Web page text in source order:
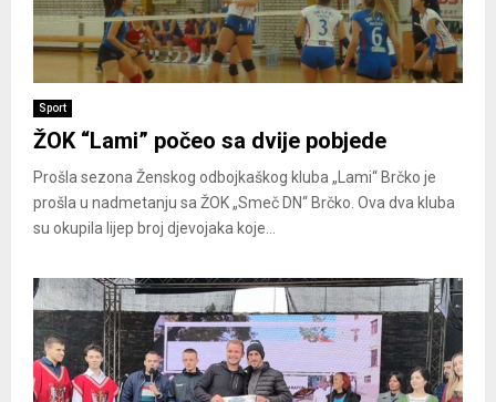
Sport
ŽOK “Lami” počeo sa dvije pobjede
Prošla sezona Ženskog odbojkaškog kluba „Lami“ Brčko je
prošla u nadmetanju sa ŽOK „Smeč DN“ Brčko. Ova dva kluba
su okupila lijep broj djevojaka koje...